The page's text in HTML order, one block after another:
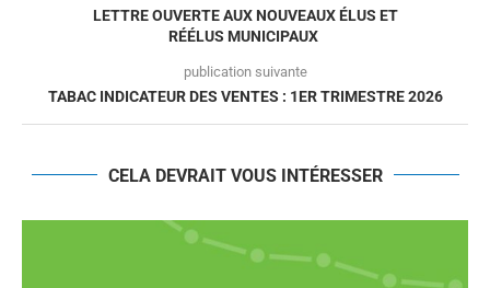
LETTRE OUVERTE AUX NOUVEAUX ÉLUS ET
RÉÉLUS MUNICIPAUX
publication suivante
TABAC INDICATEUR DES VENTES : 1ER TRIMESTRE 2026
CELA DEVRAIT VOUS INTÉRESSER